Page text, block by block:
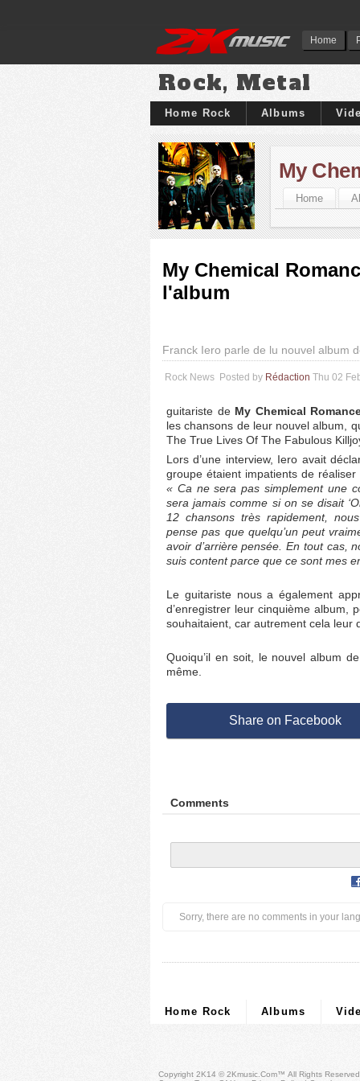
Home
Rock, Metal
Home Rock Albums
My
Home
My Chemical
l'album
Franck Iero parle de lu nouvel album
Rock News Posted by Rédaction Thu 02
guitariste de My Chemical
les chansons de leur nouvel album,
The True Lives Of The Fabulous
Lors d’une interview, Iero avait
groupe étaient impatients de
« Ca ne sera pas simplement une
sera jamais comme si on se disait
12 chansons très rapidement,
pense pas que quelqu’un peut
avoir d’arrière pensée. En tout cas,
suis content parce que ce sont mes
Le guitariste nous a également
d’enregistrer leur cinquième album,
souhaitaient, car autrement cela leur
Quoiqu’il en soit, le nouvel album
même.
Share on Facebook
Comments
Sorry, there are no comments in your
Home Rock Albums
Copyright 2K14 © 2Kmusic.com™ All Rights Reserved